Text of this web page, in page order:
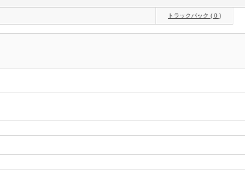
トラックバック ( 0 )